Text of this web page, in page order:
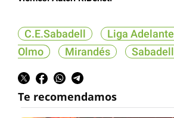
C.E.Sabadell Liga Adelante
Olmo
Mirandés Sabadell